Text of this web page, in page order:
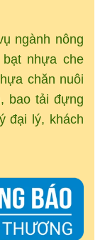
ngành nông
bạt nhựa che
chăn nuôi
bao tải đựng
đại lý, khách